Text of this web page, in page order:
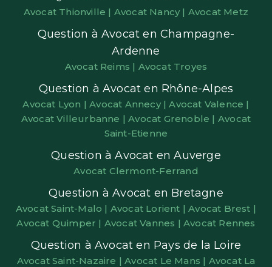
Avocat Thionville | Avocat Nancy | Avocat Metz
Question à Avocat en Champagne-
Ardenne
Avocat Reims | Avocat Troyes
Question à Avocat en Rhône-Alpes
Avocat Lyon |Avocat Annecy |Avocat Valence |
Avocat Villeurbanne |Avocat Grenoble | Avocat
Saint-Etienne
Question à Avocat en Auverge
Avocat Clermont-Ferrand
Question à Avocat en Bretagne
Avocat Saint-Malo | Avocat Lorient |Avocat Brest |
Avocat Quimper | Avocat Vannes | Avocat Rennes
Question à Avocat en Pays de la Loire
Avocat Saint-Nazaire |Avocat Le Mans | Avocat La